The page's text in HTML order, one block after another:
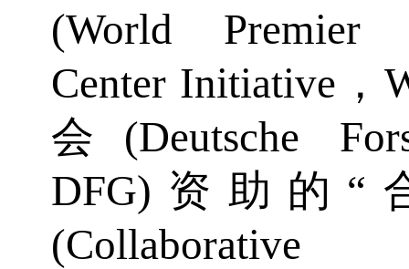
(World Premier
Center Initiative
会(Deutsche
DFG)资助的“
(Collaborative